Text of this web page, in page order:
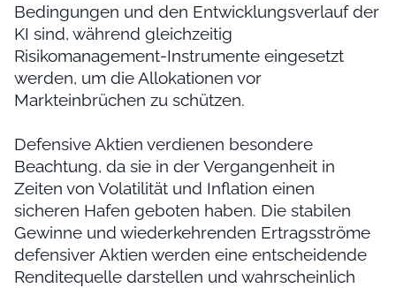
Bedingungen und den Entwicklungsverlauf der
KI sind, während gleichzeitig
Risikomanagement-Instrumente eingesetzt
werden, um die Allokationen vor
Markteinbrüchen zu schützen.
Defensive Aktien verdienen besondere
Beachtung, da sie in der Vergangenheit in
Zeiten von Volatilität und Inflation einen
sicheren Hafen geboten haben. Die stabilen
Gewinne und wiederkehrenden Ertragsströme
defensiver Aktien werden eine entscheidende
Renditequelle darstellen und wahrscheinlich